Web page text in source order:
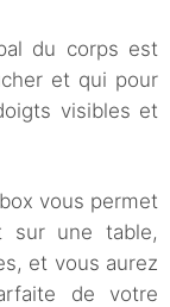
du corps est
et qui pour
visibles et
vous permet
sur une table,
et vous aurez
de votre